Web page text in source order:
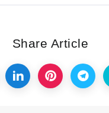
Share Article